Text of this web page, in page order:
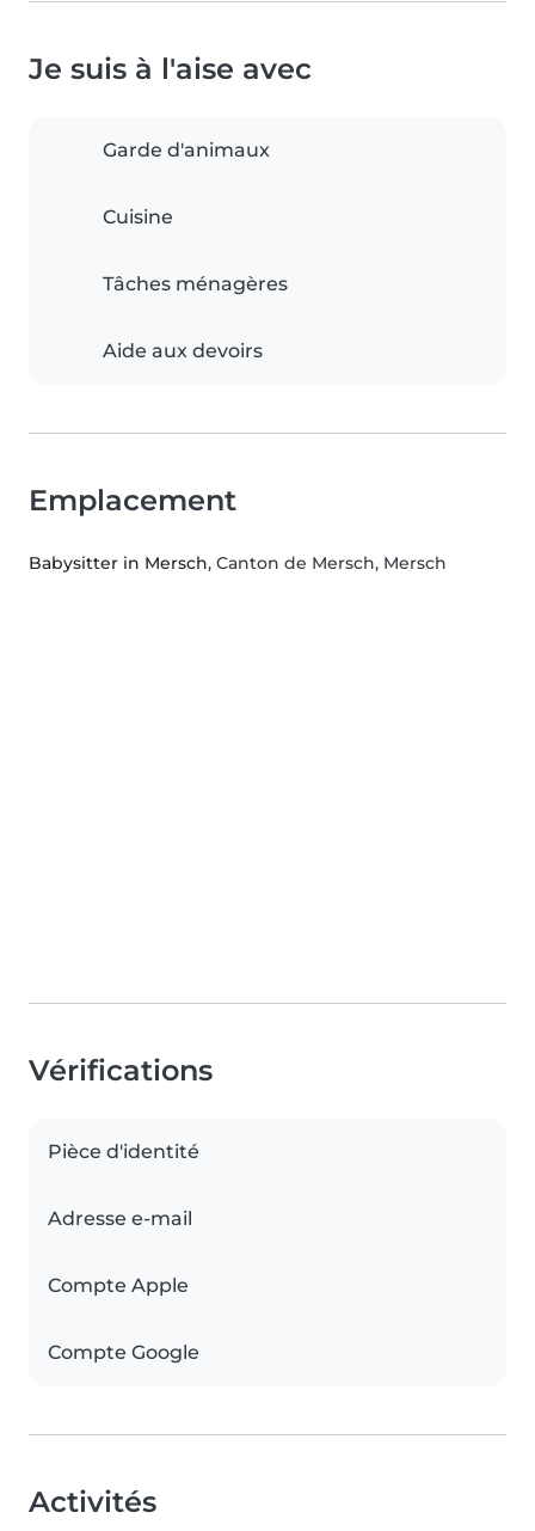
Je suis à l'aise avec
Garde d'animaux
Cuisine
Tâches ménagères
Aide aux devoirs
Emplacement
Babysitter in Mersch, Canton de Mersch, Mersch
Vérifications
Pièce d'identité
Adresse e-mail
Compte Apple
Compte Google
Activités